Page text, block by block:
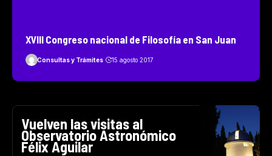
XVIII Congreso nacional de Filosofía en San Juan
Consultas y Trámites 15 agosto 2017
Vuelven las visitas al
Observatorio Astronómico
Félix Aguilar